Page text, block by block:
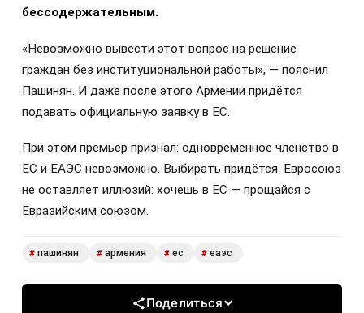
бессодержательным.
«Невозможно вывести этот вопрос на решение
граждан без институциональной работы», — пояснил
Пашинян. И даже после этого Армении придётся
подавать официальную заявку в ЕС.
При этом премьер признал: одновременное членство в
ЕС и ЕАЭС невозможно. Выбирать придётся. Евросоюз
не оставляет иллюзий: хочешь в ЕС — прощайся с
Евразийским союзом.
# пашинян # армения # ес # еаэс
Поделиться